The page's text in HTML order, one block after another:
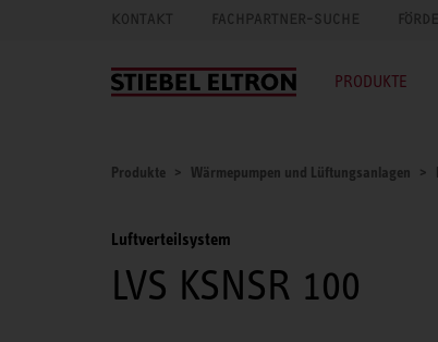
KONTAKT FACHPARTNER-SUCHE
PRODUKTE
Produkte Wärmepumpen und Lüftungsanlagen
Luftverteilsystem
LVS KSNSR 100